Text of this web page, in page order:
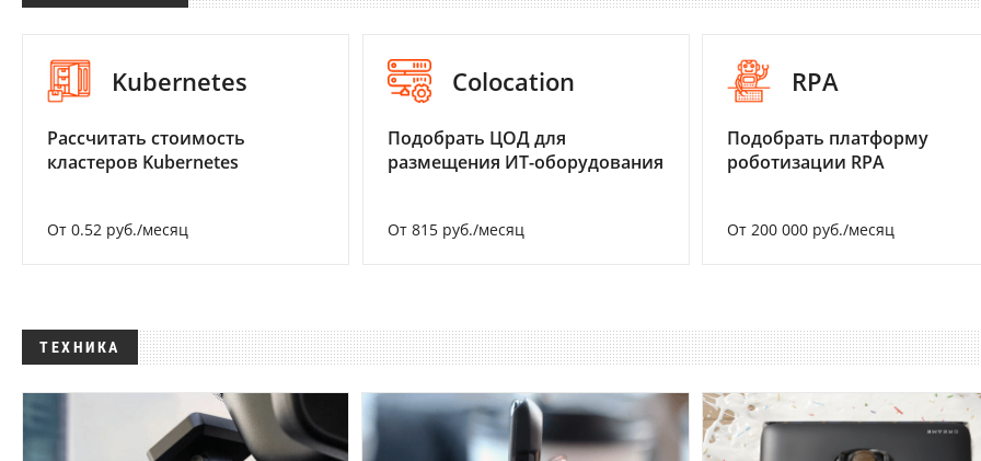
Kubernetes
Рассчитать стоимость
кластеров Kubernetes
От 0.52 руб./месяц
Colocation
Подобрать ЦОД для
размещения ИТ-оборудования
От 815 руб./месяц
RPA
Подобрать платформу
роботизации RPA
От 200 000 руб./месяц
ТЕХНИКА